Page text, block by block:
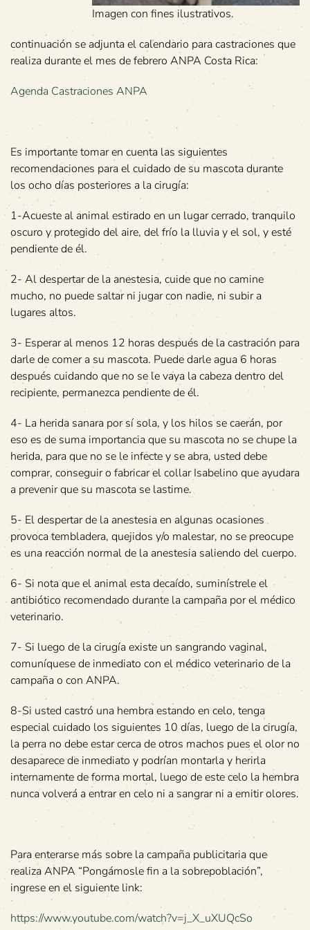
Imagen con fines ilustrativos.
continuación se adjunta el calendario para castraciones que
realiza durante el mes de febrero ANPA Costa Rica:
Agenda Castraciones ANPA
Es importante tomar en cuenta las siguientes
recomendaciones para el cuidado de su mascota durante
los ocho días posteriores a la cirugía:
1-Acueste al animal estirado en un lugar cerrado, tranquilo
oscuro y protegido del aire, del frío la lluvia y el sol, y esté
pendiente de él.
2- Al despertar de la anestesia, cuide que no camine
mucho, no puede saltar ni jugar con nadie, ni subir a
lugares altos.
3- Esperar al menos 12 horas después de la castración para
darle de comer a su mascota. Puede darle agua 6 horas
después cuidando que no se le vaya la cabeza dentro del
recipiente, permanezca pendiente de él.
4- La herida sanara por sí sola, y los hilos se caerán, por
eso es de suma importancia que su mascota no se chupe la
herida, para que no se le infecte y se abra, usted debe
comprar, conseguir o fabricar el collar Isabelino que ayudara
a prevenir que su mascota se lastime.
5- El despertar de la anestesia en algunas ocasiones
provoca tembladera, quejidos y/o malestar, no se preocupe
es una reacción normal de la anestesia saliendo del cuerpo.
6- Si nota que el animal esta decaído, suminístrele el
antibiótico recomendado durante la campaña por el médico
veterinario.
7- Si luego de la cirugía existe un sangrando vaginal,
comuníquese de inmediato con el médico veterinario de la
campaña o con ANPA.
8-Si usted castró una hembra estando en celo, tenga
especial cuidado los siguientes 10 días, luego de la cirugía,
la perra no debe estar cerca de otros machos pues el olor no
desaparece de inmediato y podrían montarla y herirla
internamente de forma mortal, luego de este celo la hembra
nunca volverá a entrar en celo ni a sangrar ni a emitir olores.
Para enterarse más sobre la campaña publicitaria que
realiza ANPA “Pongámosle fin a la sobrepoblación”,
ingrese en el siguiente link:
https://www.youtube.com/watch?v=j_X_uXUQcSo